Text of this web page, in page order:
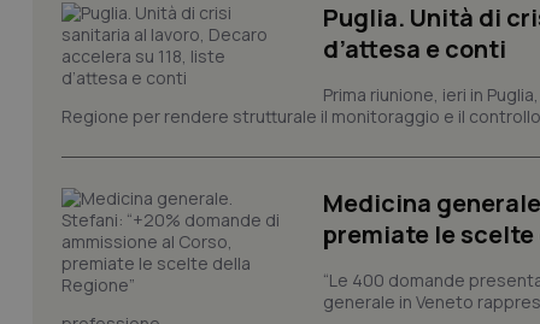
Puglia. Unità di
d’attesa e conti
Prima riunione, ieri in
Regione per rendere strutturale il monitoraggio e il
Medicina
premiate le scelte
“Le 400 domande
generale in Veneto
Nome
tracking-sites-
tracking-enable